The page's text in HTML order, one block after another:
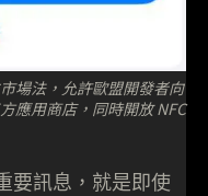
場法，允許歐盟開發者向
應用商店，同時開放 NFC
要訊息，就是即使